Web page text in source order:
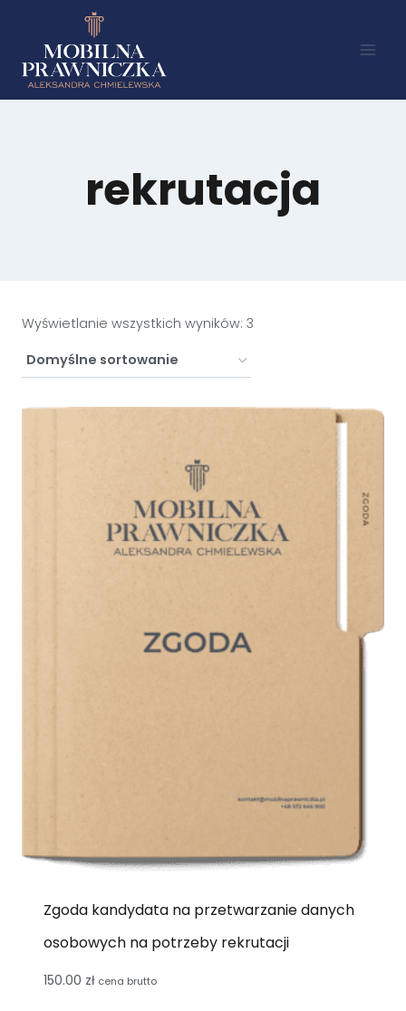
rekrutacja
Wyświetlanie wszystkich wyników: 3
Zgoda kandydata na przetwarzanie danych
osobowych na potrzeby rekrutacji
150.00 zł cena brutto